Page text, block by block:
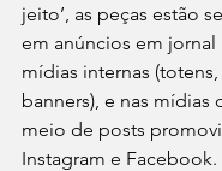
jeito’, as peças estão
em anúncios em jornal
mídias internas
banners), e nas mídias
meio de posts
Instagram e Facebook.